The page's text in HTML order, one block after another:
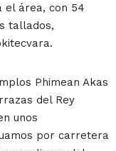
el área, con 54
tallados,
Phimean Akas
del Rey
unos
por carretera